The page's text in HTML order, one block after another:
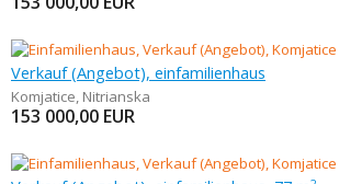
Verkauf (Angebot), einfamilienhaus
Komjatice, Nitrianska
153 000,00 EUR